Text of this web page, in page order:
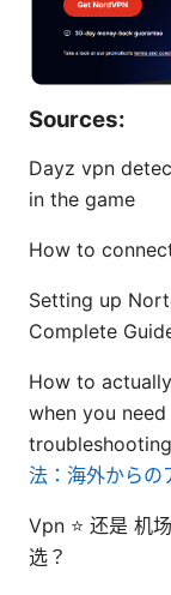
Sources:
Dayz vpn
in the game
How to
Setting up
Complete
How to
when you
troubleshooting
法：海外からの
Vpn ⭐ 还是 机
选？